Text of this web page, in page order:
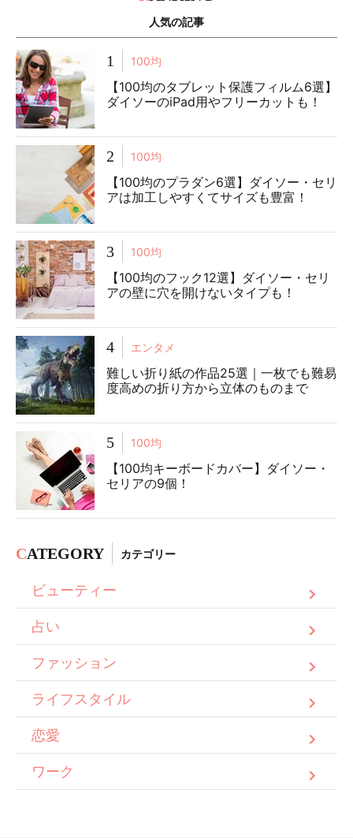
人気の記事
1 100均
【100均のタブレット保護フィルム6選】
ダイソーのiPad用やフリーカットも！
2 100均
【100均のプラダン6選】ダイソー・セリ
アは加工しやすくてサイズも豊富！
3 100均
【100均のフック12選】ダイソー・セリ
アの壁に穴を開けないタイプも！
4 エンタメ
難しい折り紙の作品25選｜一枚でも難易
度高めの折り方から立体のものまで
5 100均
【100均キーボードカバー】ダイソー・
セリアの9個！
CATEGORY カテゴリー
ビューティー
占い
ファッション
ライフスタイル
恋愛
ワーク